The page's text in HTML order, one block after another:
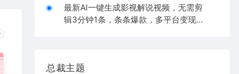
最新AI一键生成影视解说视频，无需剪
辑3分钟1条，条条爆款，多平台变现日
总裁主题